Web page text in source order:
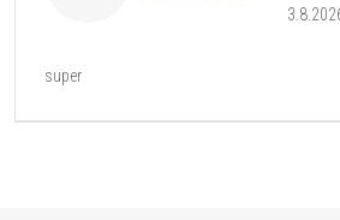
super